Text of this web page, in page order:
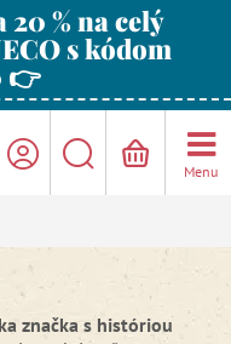
20 % na celý
s kódom
👉
Menu
značka s históriou